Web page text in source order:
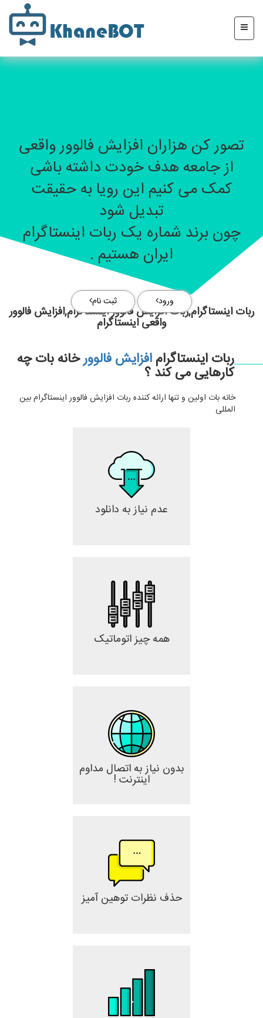
تصور کن هزاران افزایش فالوور واقعی
از جامعه هدف خودت داشته باشی
کمک می کنیم این رویا به حقیقت
تبدیل شود
چون برند شماره یک ربات اینستاگرام
ایران هستیم .
ورود ثبت نام
ربات اینستاگرام,ربات افزایش فالوور اینستاگرام,افزایش فالوور
واقعی اینستاگرام
ربات اینستاگرامافزایش فالوورخانه بات چه
کارهایی می کند ؟
خانه بات اولین و تنها ارائه کننده ربات افزایش فالوور اینستاگرام بین
المللی
عدم نیاز به دانلود
همه چیز اتوماتیک
بدون نیاز به اتصال مداوم
اینترنت !
حذف نظرات توهین آمیز